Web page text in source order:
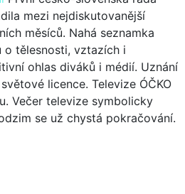
mezi nejdiskutovanější
měsíců. Nahá seznamka
o tělesnosti, vztazích i
ohlas diváků i médií. Uznání
licence. Televize ÓČKO
Večer televize symbolicky
se už chystá pokračování.